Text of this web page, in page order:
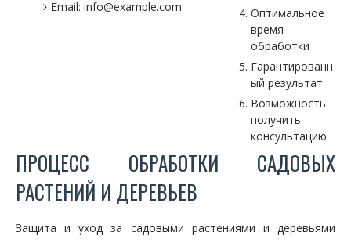
Email: info@example.com
Оптимальное
время
обработки
Гарантированн
ый результат
Возможность
получить
консультацию
ПРОЦЕСС ОБРАБОТКИ САДОВЫХ
РАСТЕНИЙ И ДЕРЕВЬЕВ
Защита и уход за садовыми растениями и деревьями